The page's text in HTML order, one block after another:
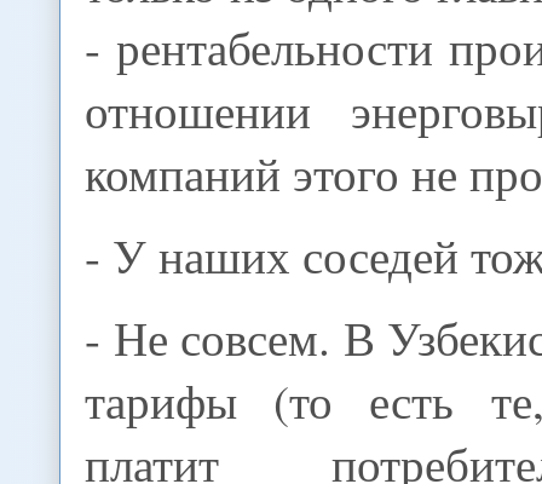
- рентабельности
отношении
компаний этого не
- У наших соседей
- Не совсем. В
тарифы (то есть
платит